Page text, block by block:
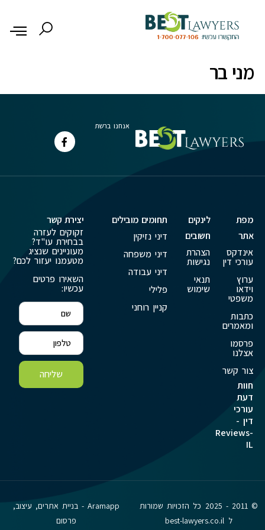
מני בר
אנחנו ברשת
מפת
אתר
אינדקס
עורכי דין
ערוץ
וידאו
משפטי
כתבות
ומאמרים
פרסמו
אצלנו
צור קשר
חוות
דעת
עורכי
דין -
Reviews-
IL
לינקים
חשובים
הצהרת
נגישות
תנאי
שימוש
תחומים מובילים
דיני נזיקין
דיני משפחה
דיני עבודה
פלילי
קניין רוחני
יצירת קשר
זקוקים לעזרה
בבחירת עו"ד?
מעוניינים שנציג
מטעמנו יעזור לכם?
השאירו פרטים
עכשיו:
שליחה
© 2011 - 2025 כל הזכויות שמורות
ל best-lawyers.co.il
Aramapp - בניית אתרים, עיצוב,
פרסום